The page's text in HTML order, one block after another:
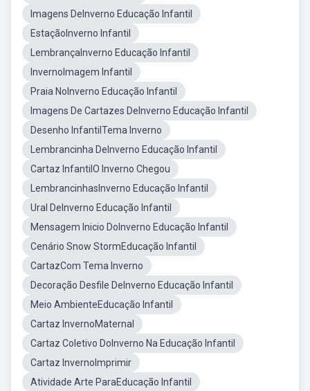
Imagens DeInverno Educação Infantil
EstaçãoInverno Infantil
LembrançaInverno Educação Infantil
InvernoImagem Infantil
Praia NoInverno Educação Infantil
Imagens De Cartazes DeInverno Educação Infantil
Desenho InfantilTema Inverno
Lembrancinha DeInverno Educação Infantil
Cartaz InfantilO Inverno Chegou
LembrancinhasInverno Educação Infantil
Ural DeInverno Educação Infantil
Mensagem Inicio DoInverno Educação Infantil
Cenário Snow StormEducação Infantil
CartazCom Tema Inverno
Decoração Desfile DeInverno Educação Infantil
Meio AmbienteEducação Infantil
Cartaz InvernoMaternal
Cartaz Coletivo DoInverno Na Educação Infantil
Cartaz InvernoImprimir
Atividade Arte ParaEducação Infantil